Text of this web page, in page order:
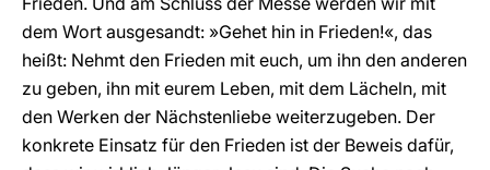
dem Wort ausgesandt: »Gehet hin in Frieden!«, das
heißt: Nehmt den Frieden mit euch, um ihn den anderen
zu geben, ihn mit eurem Leben, mit dem Lächeln, mit
den Werken der Nächstenliebe weiterzugeben. Der
konkrete Einsatz für den Frieden ist der Beweis dafür,